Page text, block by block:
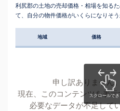
利尻郡の土地の売却価格・相場を知る
て、自分の物件価格がいくらになりそ
地域 価格
申し訳ありません。
現在、このコンテンツを表
必要なデータが不足して